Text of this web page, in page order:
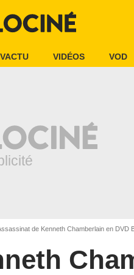
VIDÉOS VOD
de Kenneth Chamberlain en DVD